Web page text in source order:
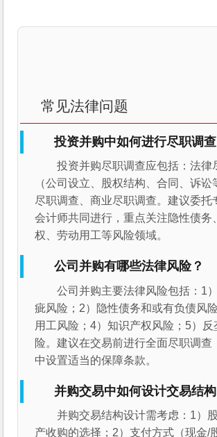
常见法律问题
投资并购中如何进行尽职调查
投资并购尽职调查应包括：法律
（公司设立、股权结构、合同、诉讼
尽职调查、商业尽职调查。建议委托
会计师共同进行，重点关注隐性债务
权、劳动用工等风险领域。
公司并购有哪些法律风险？
公司并购主要法律风险包括：1
疵风险；2）隐性债务和或有负债风
用工风险；4）知识产权风险；5）反
险。建议在交易前进行全面尽职调查
中设置适当的保障条款。
并购交易中如何设计交易结构
并购交易结构设计需考虑：1）
产收购的选择；2）支付方式（现金/